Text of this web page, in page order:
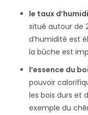
le taux
situé autour de
d’humidité est
la bûche est
l’essence du
pouvoir
les bois durs et
exemple du